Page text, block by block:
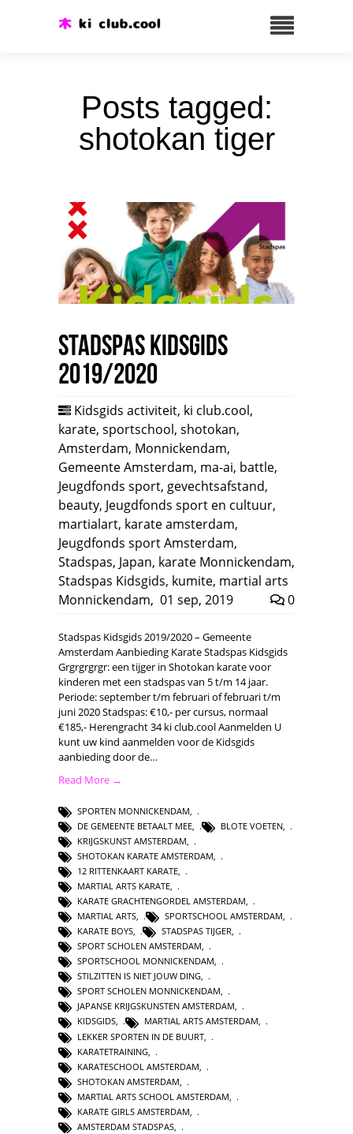
Posts tagged:
shotokan tiger
Stadspas Kidsgids
2019/2020
Kidsgids activiteit, ki club.cool,
karate, sportschool, shotokan,
Amsterdam, Monnickendam,
Gemeente Amsterdam, ma-ai, battle,
Jeugdfonds sport, gevechtsafstand,
beauty, Jeugdfonds sport en cultuur,
martialart, karate amsterdam,
Jeugdfonds sport Amsterdam,
Stadspas, Japan, karate Monnickendam,
Stadspas Kidsgids, kumite, martial arts
Monnickendam, 01 sep, 2019 0
Stadspas Kidsgids 2019/2020 – Gemeente
Amsterdam Aanbieding Karate Stadspas Kidsgids
Grgrgrgrgr: een tijger in Shotokan karate voor
kinderen met een stadspas van 5 t/m 14 jaar.
Periode: september t/m februari of februari t/m
juni 2020 Stadspas: €10,- per cursus, normaal
€185,- Herengracht 34 ki club.cool Aanmelden U
kunt uw kind aanmelden voor de Kidsgids
aanbieding door de…
Read More →
SPORTEN MONNICKENDAM
DE GEMEENTE BETAALT MEE
BLOTE VOETEN
KRIJGSKUNST AMSTERDAM
SHOTOKAN KARATE AMSTERDAM
12 RITTENKAART KARATE
MARTIAL ARTS KARATE
KARATE GRACHTENGORDEL AMSTERDAM
MARTIAL ARTS, SPORTSCHOOL AMSTERDAM,
KARATE BOYS, STADSPAS TIJGER,
SPORT SCHOLEN AMSTERDAM,
SPORTSCHOOL MONNICKENDAM,
STILZITTEN IS NIET JOUW DING,
SPORT SCHOLEN MONNICKENDAM,
JAPANSE KRIJGSKUNSTEN AMSTERDAM,
KIDSGIDS, MARTIAL ARTS AMSTERDAM,
LEKKER SPORTEN IN DE BUURT
KARATETRAINING
KARATESCHOOL AMSTERDAM
SHOTOKAN AMSTERDAM
MARTIAL ARTS SCHOOL AMSTERDAM
KARATE GIRLS AMSTERDAM
AMSTERDAM STADSPAS